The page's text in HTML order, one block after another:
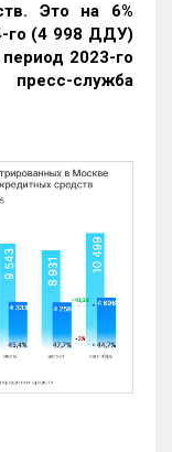
Это на 6%
го (4 998 ДДУ)
2023-го
пресс-служба